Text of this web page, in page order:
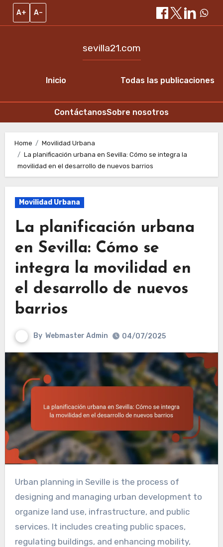
A+ A–
Inicio
sevilla21.com
Todas las publicaciones
ContáctanosSobre nosotros
content
Home
Movilidad Urbana
La planificación urbana en Sevilla: Cómo se integra la
movilidad en el desarrollo de nuevos barrios
Movilidad Urbana
La planificación urbana
en Sevilla: Cómo se
integra la movilidad en
el desarrollo de nuevos
barrios
By Webmaster Admin 04/07/2025
Urban planning in Seville is the process of
designing and managing urban development to
organize land use, infrastructure, and public
services. It includes creating public spaces,
regulating buildings, and enhancing mobility,